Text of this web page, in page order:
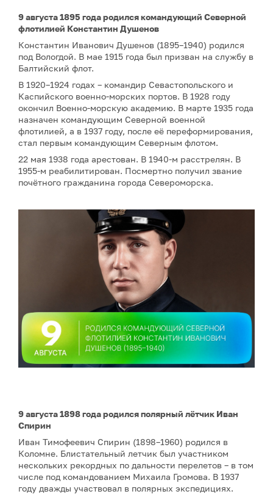
9 августа 1895 года родился командующий Северной
флотилией Константин Душенов
Константин Иванович Душенов (1895–1940) родился
под Вологдой. В мае 1915 года был призван на службу в
Балтийский флот.
В 1920–1924 годах – командир Севастопольского и
Каспийского военно-морских портов. В 1928 году
окончил Военно-морскую академию. В марте 1935 года
назначен командующим Северной военной
флотилией, а в 1937 году, после её переформирования,
стал первым командующим Северным флотом.
22 мая 1938 года арестован. В 1940-м расстрелян. В
1955-м реабилитирован. Посмертно получил звание
почётного гражданина города Североморска.
9 августа 1898 года родился полярный лётчик Иван
Спирин
Иван Тимофеевич Спирин (1898–1960) родился в
Коломне. Блистательный летчик был участником
нескольких рекордных по дальности перелетов – в том
числе под командованием Михаила Громова. В 1937
году дважды участвовал в полярных экспедициях.